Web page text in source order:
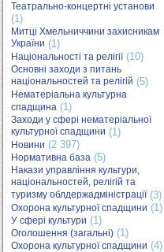
Театрально-концертні установи
(1)
Митці Хмельниччини захисникам
України (1)
Національності та релігії(10)
Основні заходи з питань
національностей та релігій (5)
Нематеріальна культурна
спадщина (1)
Заходи у сфері нематеріальної
культурної спадщини (1)
Новини (2 397)
Нормативна база (5)
Накази управління культури,
національностей, релігій та
туризму облдержадміністрації(3)
Охорона культурної спадщини (1)
У сфері культури (1)
Оголошення (загальні) (1)
Охорона культурної спадщини (4)